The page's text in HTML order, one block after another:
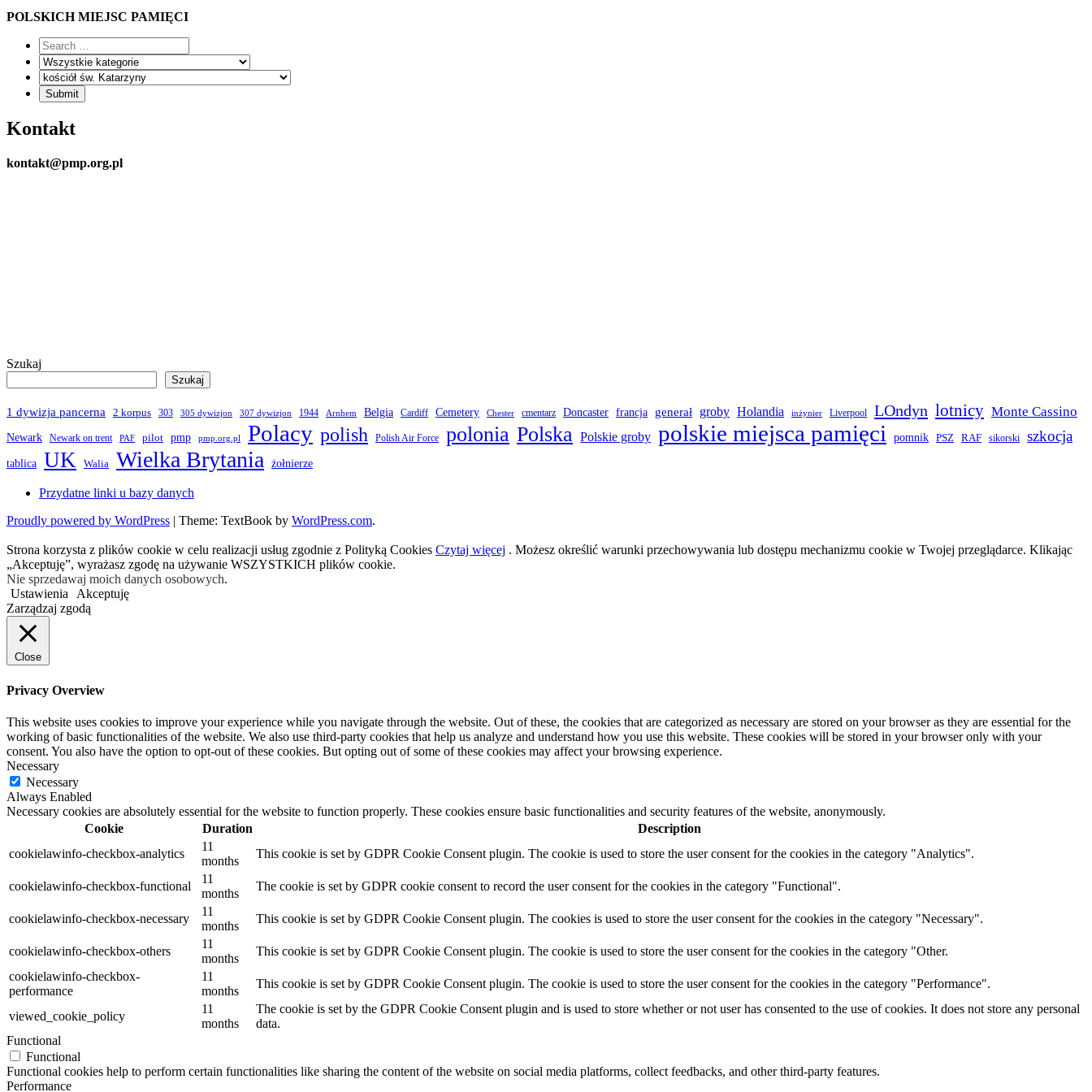
POLSKICH MIEJSC PAMIĘCI
Kontakt
kontakt@pmp.org.pl
Szukaj
Szukaj
1 dywizja pancerna 2 korpus 303 305 dywizjon 307 dywizjon 1944 Arnhem Belgia Cardiff Cemetery Chester cmentarz Doncaster francja generał groby Holandia inżynier Liverpool LOndyn lotnicy Monte Cassino
Newark Newark on trent PAF pilot pmp pmp.org.pl Polacy polish Polish Air Force polonia Polska Polskie groby polskie miejsca pamięci pomnik PSZ RAF sikorski szkocja
tablica UK Walia Wielka Brytania żołnierze
Przydatne linki u bazy danych
Proudly powered by WordPress | Theme: TextBook by WordPress.com.
Strona korzysta z plików cookie w celu realizacji usług zgodnie z Polityką Cookies Czytaj więcej . Możesz określić warunki przechowywania lub dostępu mechanizmu cookie w Twojej przeglądarce. Klikając
„Akceptuję”, wyrażasz zgodę na używanie WSZYSTKICH plików cookie.
Nie sprzedawaj moich danych osobowych.
Ustawienia
Akceptuję
Zarządzaj zgodą
Close
Privacy Overview
This website uses cookies to improve your experience while you navigate through the website. Out of these, the cookies that are categorized as necessary are stored on your browser as they are essential for the
working of basic functionalities of the website. We also use third-party cookies that help us analyze and understand how you use this website. These cookies will be stored in your browser only with your
consent. You also have the option to opt-out of these cookies. But opting out of some of these cookies may affect your browsing experience.
Necessary
Necessary
Always Enabled
Necessary cookies are absolutely essential for the website to function properly. These cookies ensure basic functionalities and security features of the website, anonymously.
Cookie
Duration
Description
cookielawinfo-checkbox-analytics
11
months
This cookie is set by GDPR Cookie Consent plugin. The cookie is used to store the user consent for the cookies in the category "Analytics".
cookielawinfo-checkbox-functional
11
months
The cookie is set by GDPR cookie consent to record the user consent for the cookies in the category "Functional".
cookielawinfo-checkbox-necessary
11
months
This cookie is set by GDPR Cookie Consent plugin. The cookies is used to store the user consent for the cookies in the category "Necessary".
cookielawinfo-checkbox-others
11
months
This cookie is set by GDPR Cookie Consent plugin. The cookie is used to store the user consent for the cookies in the category "Other.
cookielawinfo-checkbox-
performance
11
months
This cookie is set by GDPR Cookie Consent plugin. The cookie is used to store the user consent for the cookies in the category "Performance".
viewed_cookie_policy
11
months
The cookie is set by the GDPR Cookie Consent plugin and is used to store whether or not user has consented to the use of cookies. It does not store any personal
data.
Functional
Functional
Functional cookies help to perform certain functionalities like sharing the content of the website on social media platforms, collect feedbacks, and other third-party features.
Performance